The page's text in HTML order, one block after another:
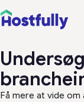
Få mere at vide